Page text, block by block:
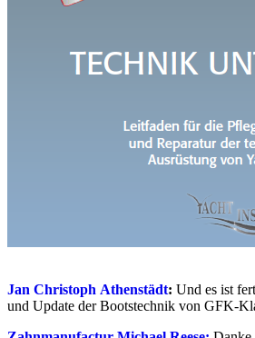
Jan Christoph Athenstädt: Und es ist
und Update der Bootstechnik von GFK-